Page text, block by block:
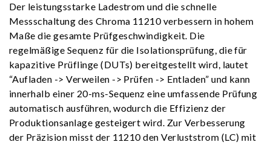
Der leistungsstarke Ladestrom und die schnelle
Messschaltung des Chroma 11210 verbessern in hohem
Maße die gesamte Prüfgeschwindigkeit. Die
regelmäßige Sequenz für die Isolationsprüfung, die für
kapazitive Prüflinge (DUTs) bereitgestellt wird, lautet
“Aufladen -> Verweilen -> Prüfen -> Entladen” und kann
innerhalb einer 20-ms-Sequenz eine umfassende Prüfung
automatisch ausführen, wodurch die Effizienz der
Produktionsanlage gesteigert wird. Zur Verbesserung
der Präzision misst der 11210 den Verluststrom (LC) mit